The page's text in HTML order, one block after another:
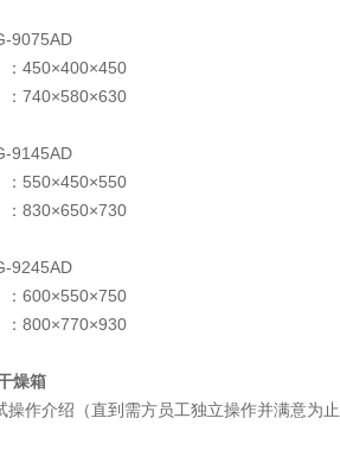
9075AD
：450×400×450
：740×580×630
9145AD
：550×450×550
：830×650×730
9245AD
：600×550×750
：800×770×930
燥箱
操作介绍（直到需方员工独立操作并满意为